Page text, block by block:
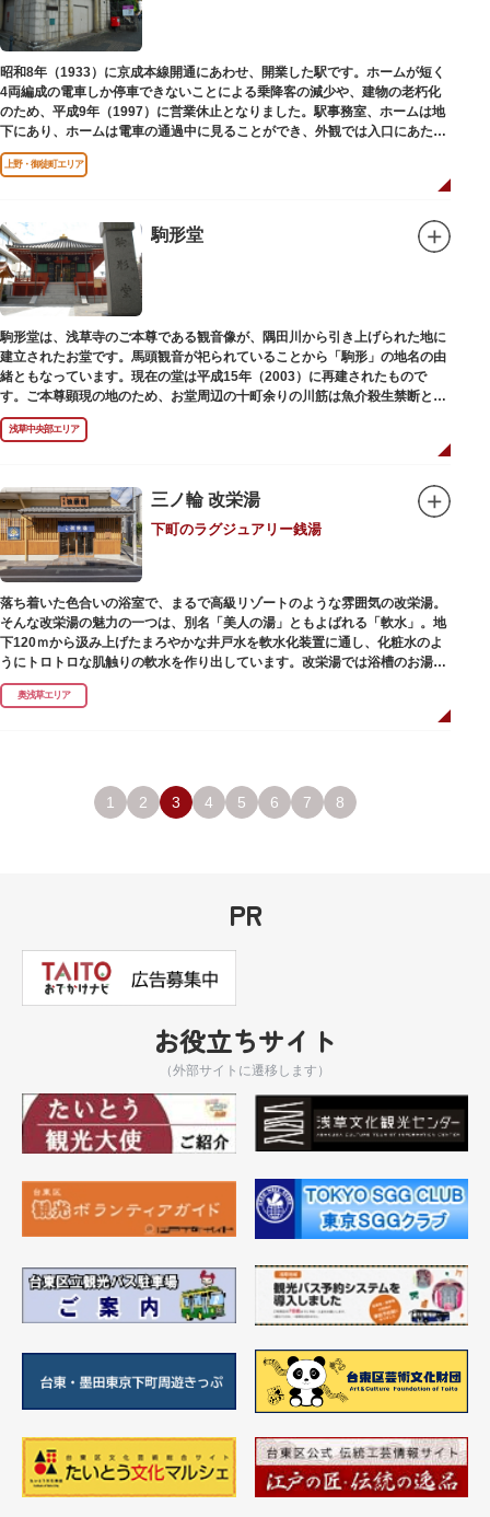
昭和8年（1933）に京成本線開通にあわせ、開業した駅です。ホームが短く
4両編成の電車しか停車できないことによる乗降客の減少や、建物の老朽化
のため、平成9年（1997）に営業休止となりました。駅事務室、ホームは地
下にあり、ホームは電車の通過中に見ることができ、外観では入口にあたる
建物を見ることができます。
上野・御徒町エリア
駒形堂
駒形堂は、浅草寺のご本尊である観音像が、隅田川から引き上げられた地に
建立されたお堂です。馬頭観音が祀られていることから「駒形」の地名の由
緒ともなっています。現在の堂は平成15年（2003）に再建されたもので
す。ご本尊顕現の地のため、お堂周辺の十町余りの川筋は魚介殺生禁断とな
り、戒殺碑が建立されました。
浅草中央部エリア
三ノ輪 改栄湯
下町のラグジュアリー銭湯
落ち着いた色合いの浴室で、まるで高級リゾートのような雰囲気の改栄湯。
そんな改栄湯の魅力の一つは、別名「美人の湯」ともよばれる「軟水」。地
下120ｍから汲み上げたまろやかな井戸水を軟水化装置に通し、化粧水のよ
うにトロトロな肌触りの軟水を作り出しています。改栄湯では浴槽のお湯か
らカランのお湯まですべてが軟水。お風呂上がりにはお肌しっとり、髪の毛
さらさらになれることまちがいなしです。お風呂の種類も多く、高濃度浸透
炭酸泉、シルキーバス、ジェットバス、サウナなど気分によって様々なお風
どの年代の方々も、身も心も温まる幸せな空間となっています。オリジナル
グッズの販売もありますのでお立ち寄りの際にはぜひ覗いてみてください
奥浅草エリア
1 2 3 4 5 6 7 8
PR
お役立ちサイト
（外部サイトに遷移します）